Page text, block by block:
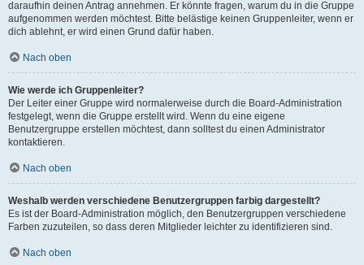
daraufhin deinen Antrag annehmen. Er könnte fragen, warum du in die Gruppe
aufgenommen werden möchtest. Bitte belästige keinen Gruppenleiter, wenn er
dich ablehnt, er wird einen Grund dafür haben.
Nach oben
Wie werde ich Gruppenleiter?
Der Leiter einer Gruppe wird normalerweise durch die Board-Administration
festgelegt, wenn die Gruppe erstellt wird. Wenn du eine eigene
Benutzergruppe erstellen möchtest, dann solltest du einen Administrator
kontaktieren.
Nach oben
Weshalb werden verschiedene Benutzergruppen farbig dargestellt?
Es ist der Board-Administration möglich, den Benutzergruppen verschiedene
Farben zuzuteilen, so dass deren Mitglieder leichter zu identifizieren sind.
Nach oben